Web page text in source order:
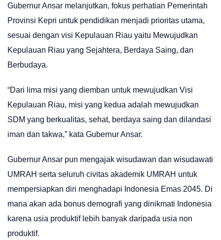
Gubernur Ansar melanjutkan, fokus perhatian Pemerintah
Provinsi Kepri untuk pendidikan menjadi prioritas utama,
sesuai dengan visi Kepulauan Riau yaitu Mewujudkan
Kepulauan Riau yang Sejahtera, Berdaya Saing, dan
Berbudaya.
“Dari lima misi yang diemban untuk mewujudkan Visi
Kepulauan Riau, misi yang kedua adalah mewujudkan
SDM yang berkualitas, sehat, berdaya saing dan dilandasi
iman dan takwa,” kata Gubernur Ansar.
Gubernur Ansar pun mengajak wisudawan dan wisudawati
UMRAH serta seluruh civitas akademik UMRAH untuk
mempersiapkan diri menghadapi Indonesia Emas 2045. Di
mana akan ada bonus demografi yang dinikmati Indonesia
karena usia produktif lebih banyak daripada usia non
produktif.